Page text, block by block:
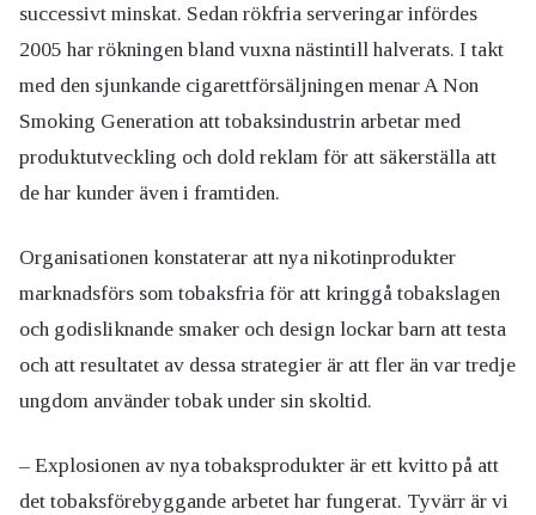
successivt minskat. Sedan rökfria serveringar infördes
2005 har rökningen bland vuxna nästintill halverats. I takt
med den sjunkande cigarettförsäljningen menar A Non
Smoking Generation att tobaksindustrin arbetar med
produktutveckling och dold reklam för att säkerställa att
de har kunder även i framtiden.
Organisationen konstaterar att nya nikotinprodukter
marknadsförs som tobaksfria för att kringgå tobakslagen
och godisliknande smaker och design lockar barn att testa
och att resultatet av dessa strategier är att fler än var tredje
ungdom använder tobak under sin skoltid.
– Explosionen av nya tobaksprodukter är ett kvitto på att
det tobaksförebyggande arbetet har fungerat. Tyvärr är vi